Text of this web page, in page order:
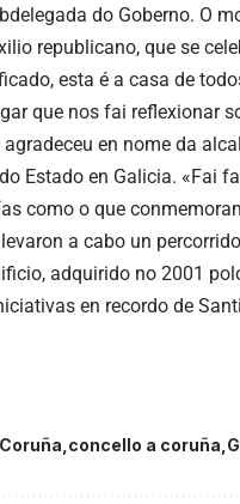
do Goberno. O
republicano, que se
esta é a casa de
que nos fai reflexionar
en nome da
Estado en Galicia. «Fai
como o que
a cabo un
adquirido no 2001
en recordo de
concello a coruña